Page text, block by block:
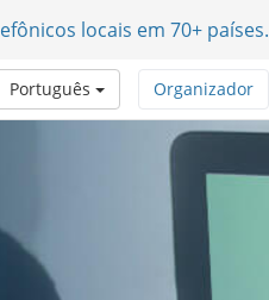
locais em 70+ países.
Organizador
Português